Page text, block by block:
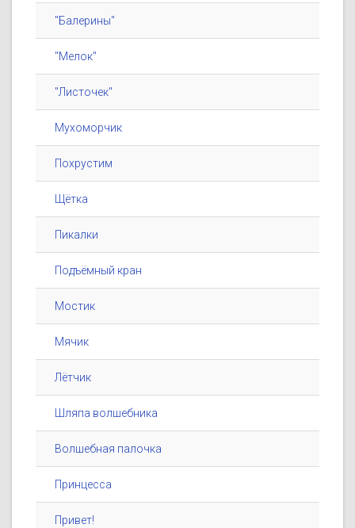
"Балерины"
"Мелок"
"Листочек"
Мухоморчик
Похрустим
Щётка
Пикалки
Подъёмный кран
Мостик
Мячик
Лётчик
Шляпа волшебника
Волшебная палочка
Принцесса
Привет!